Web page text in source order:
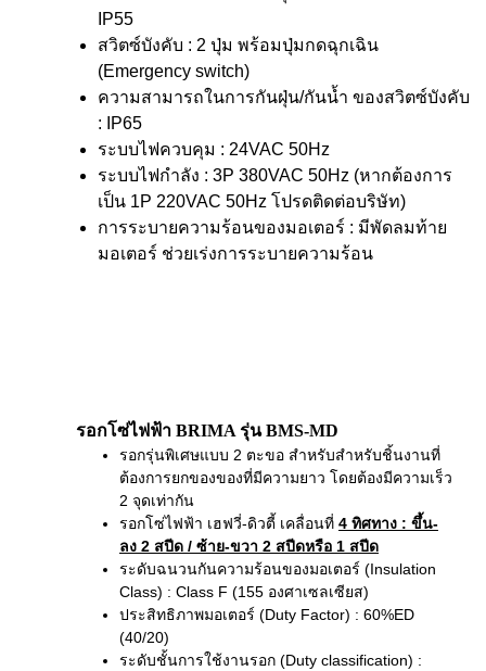
IP55
สวิตซ์บังคับ : 2 ปุ่ม พร้อมปุ่มกดฉุกเฉิน
(Emergency switch)
ความสามารถในการกันฝุ่น/กันน้ำ ของสวิตซ์บังคับ
: IP65
ระบบไฟควบคุม : 24VAC 50Hz
ระบบไฟกำลัง : 3P 380VAC 50Hz (หากต้องการ
เป็น 1P 220VAC 50Hz โปรดติดต่อบริษัท)
การระบายความร้อนของมอเตอร์ : มีพัดลมท้าย
มอเตอร์ ช่วยเร่งการระบายความร้อน
รอกโซ่ไฟฟ้า BRIMA รุ่น BMS-MD
รอกรุ่นพิเศษแบบ 2 ตะขอ สำหรับสำหรับชิ้นงานที่
ต้องการยกของของที่มีความยาว โดยต้องมีความเร็ว
2 จุดเท่ากัน
รอกโซ่ไฟฟ้า เฮฟวี่-ดิวตี้ เคลื่อนที่ 4 ทิศทาง : ขึ้น-
ลง 2 สปีด / ซ้าย-ขวา 2 สปีดหรือ 1 สปีด
ระดับฉนวนกันความร้อนของมอเตอร์ (Insulation
Class) : Class F (155 องศาเซลเซียส)
ประสิทธิภาพมอเตอร์ (Duty Factor) : 60%ED
(40/20)
ระดับชั้นการใช้งานรอก (Duty classification) :